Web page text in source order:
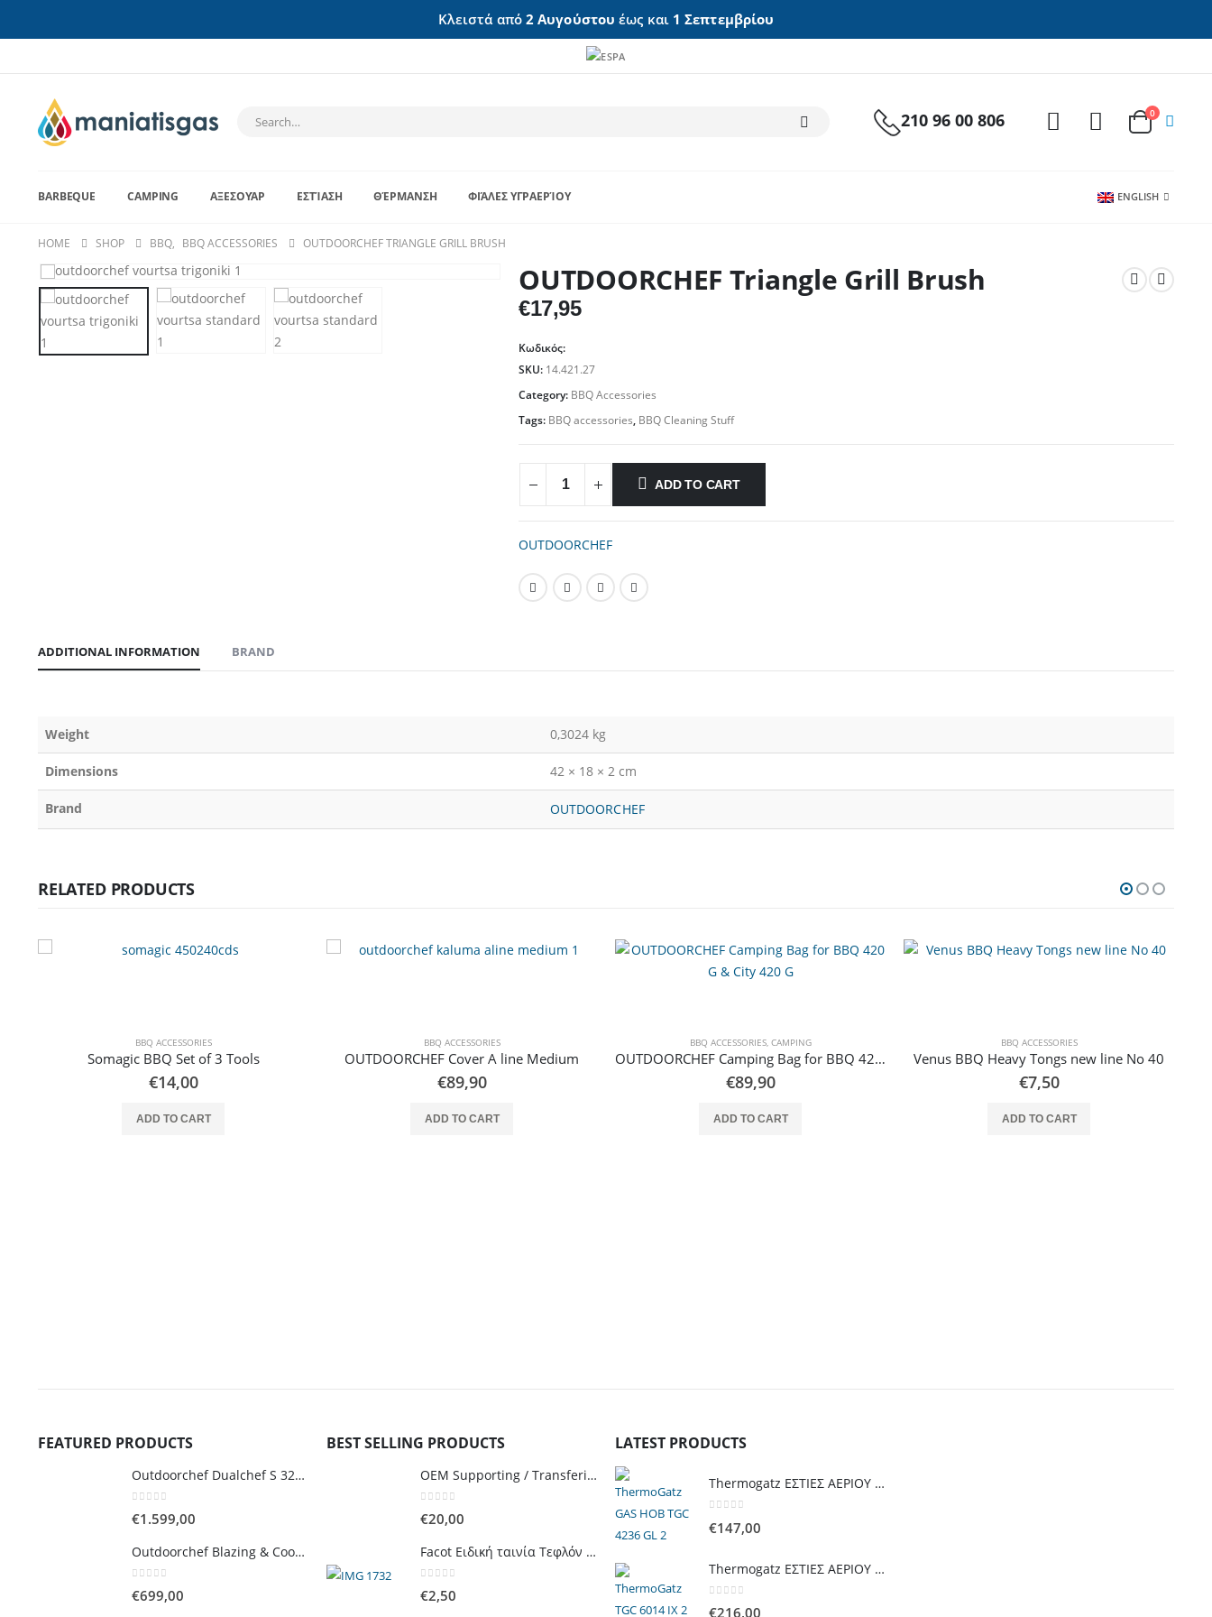
Κλειστά από 2 Αυγούστου έως και 1 Σεπτεμβρίου
210 96 00 806 0
BARBEQUE CAMPING ΑΞΕΣΟΥΆΡ ΕΣΤΊΑΣΗ ΘΈΡΜΑΝΣΗ ΦΙΆΛΕΣ ΥΓΡΑΕΡΊΟΥ ENGLISH
HOME SHOP BBQ, BBQ ACCESSORIES OUTDOORCHEF TRIANGLE GRILL BRUSH
OUTDOORCHEF Triangle Grill Brush
€17,95
Κωδικός:
SKU: 14.421.27
Category: BBQ Accessories
Tags: BBQ accessories, BBQ Cleaning Stuff
ADD TO CART
OUTDOORCHEF
ADDITIONAL INFORMATION BRAND
Weight 0,3024 kg
Dimensions 42 × 18 × 2 cm
Brand OUTDOORCHEF
RELATED PRODUCTS
BBQ ACCESSORIES
Somagic BBQ Set of 3 Tools
€14,00
ADD TO CART
BBQ ACCESSORIES
OUTDOORCHEF Cover A line Medium
€89,90
ADD TO CART
BBQ ACCESSORIES, CAMPING
OUTDOORCHEF Camping Bag for BBQ 420 G & City 420 G
€89,90
ADD TO CART
BBQ ACCESSORIES
Venus BBQ Heavy Tongs new line No 40
€7,50
ADD TO CART
FEATURED PRODUCTS
Outdoorchef Dualchef S 325 G BBQ LPG grill
€1.599,00
Outdoorchef Blazing & Cooking Zone Kit Plus for BBQ Grill Arosa Evo
€699,00
BEST SELLING PRODUCTS
OEM Supporting / Transfering Base for Gas Cylinders of 10 & 13 Kg with wheels
€20,00
Facot Ειδική ταινία Τεφλόν για στεγάνωση γραμμών αερίου 12m
€2,50
LATEST PRODUCTS
Thermogatz ΕΣΤΙΕΣ ΑΕΡΙΟΥ TGC 4236 GL
€147,00
Thermogatz ΕΣΤΙΕΣ ΑΕΡΙΟΥ TGC 6014 IX
€216,00